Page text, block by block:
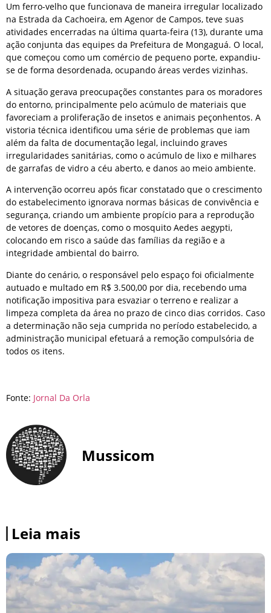
Um ferro-velho que funcionava de maneira irregular localizado
na Estrada da Cachoeira, em Agenor de Campos, teve suas
atividades encerradas na última quarta-feira (13), durante uma
ação conjunta das equipes da Prefeitura de Mongaguá. O local,
que começou como um comércio de pequeno porte, expandiu-
se de forma desordenada, ocupando áreas verdes vizinhas.
A situação gerava preocupações constantes para os moradores
do entorno, principalmente pelo acúmulo de materiais que
favoreciam a proliferação de insetos e animais peçonhentos. A
vistoria técnica identificou uma série de problemas que iam
além da falta de documentação legal, incluindo graves
irregularidades sanitárias, como o acúmulo de lixo e milhares
de garrafas de vidro a céu aberto, e danos ao meio ambiente.
A intervenção ocorreu após ficar constatado que o crescimento
do estabelecimento ignorava normas básicas de convivência e
segurança, criando um ambiente propício para a reprodução
de vetores de doenças, como o mosquito Aedes aegypti,
colocando em risco a saúde das famílias da região e a
integridade ambiental do bairro.
Diante do cenário, o responsável pelo espaço foi oficialmente
autuado e multado em R$ 3.500,00 por dia, recebendo uma
notificação impositiva para esvaziar o terreno e realizar a
limpeza completa da área no prazo de cinco dias corridos. Caso
a determinação não seja cumprida no período estabelecido, a
administração municipal efetuará a remoção compulsória de
todos os itens.
Fonte: Jornal Da Orla
Mussicom
Leia mais